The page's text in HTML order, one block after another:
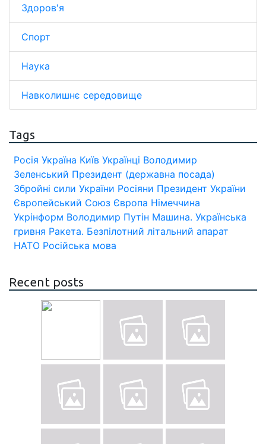
Здоров'я
Спорт
Наука
Навколишнє середовище
Tags
Росія Україна Київ Українці Володимир
Зеленський Президент (державна посада)
Збройні сили України Росіяни Президент України
Європейський Союз Європа Німеччина
Укрінформ Володимир Путін Машина. Українська
гривня Ракета. Безпілотний літальний апарат
НАТО Російська мова
Recent posts